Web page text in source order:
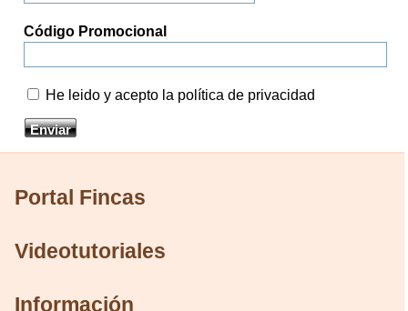
Código Promocional
He leido y acepto la política de privacidad
Portal Fincas
Videotutoriales
Información